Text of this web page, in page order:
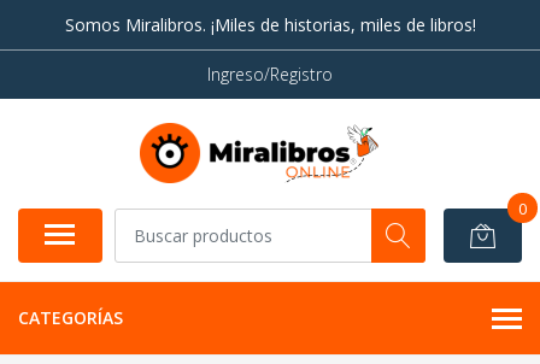
Somos Miralibros. ¡Miles de historias, miles de libros!
Ingreso/Registro
0
CATEGORÍAS